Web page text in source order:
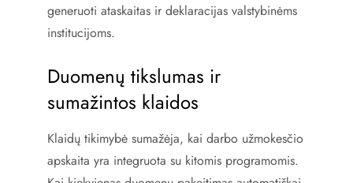
generuoti ataskaitas ir deklaracijas valstybinėms
institucijoms.
Duomenų tikslumas ir
sumažintos klaidos
Klaidų tikimybė sumažėja, kai darbo užmokesčio
apskaita yra integruota su kitomis programomis.